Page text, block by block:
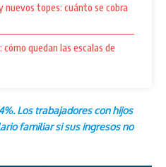
nuevos topes: cuánto se cobra
cómo quedan las escalas de
Los trabajadores con hijos
familiar si sus ingresos no